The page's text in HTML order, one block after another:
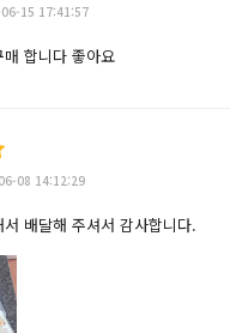
15 17:41:57
합니다 좋아요
08 14:12:29
배달해 주셔서 감사합니다.